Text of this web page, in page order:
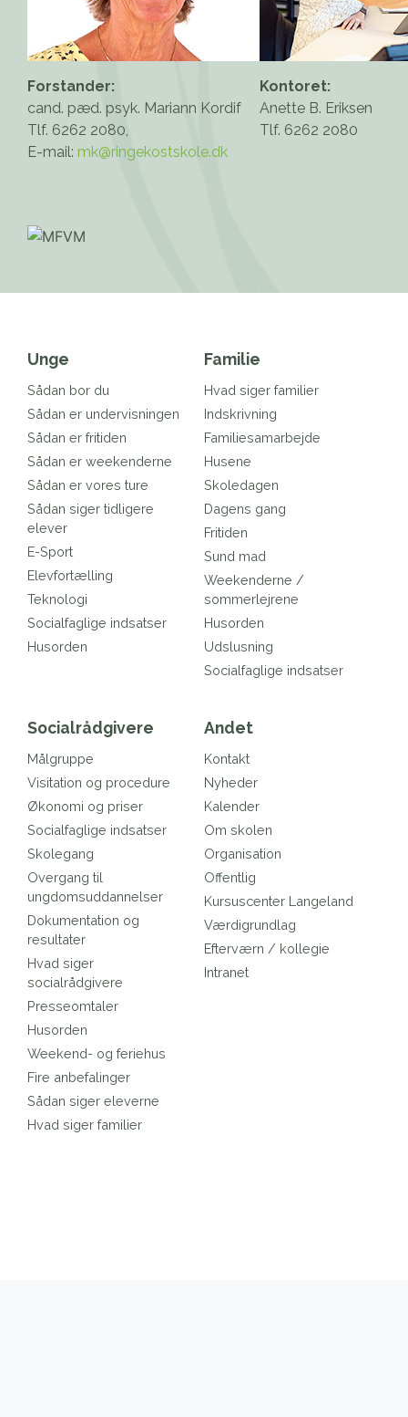
Forstander:
cand. pæd. psyk. Mariann Kordif
Tlf. 6262 2080,
E-mail: mk@ringekostskole.dk
Kontoret:
Anette B. Eriksen
Tlf. 6262 2080
Unge
Sådan bor du
Sådan er undervisningen
Sådan er fritiden
Sådan er weekenderne
Sådan er vores ture
Sådan siger tidligere
elever
E-Sport
Elevfortælling
Teknologi
Socialfaglige indsatser
Husorden
Familie
Hvad siger familier
Indskrivning
Familiesamarbejde
Husene
Skoledagen
Dagens gang
Fritiden
Sund mad
Weekenderne /
sommerlejrene
Husorden
Udslusning
Socialfaglige indsatser
Socialrådgivere
Målgruppe
Visitation og procedure
Økonomi og priser
Socialfaglige indsatser
Skolegang
Overgang til
ungdomsuddannelser
Dokumentation og
resultater
Hvad siger
socialrådgivere
Presseomtaler
Husorden
Weekend- og feriehus
Fire anbefalinger
Sådan siger eleverne
Hvad siger familier
Andet
Kontakt
Nyheder
Kalender
Om skolen
Organisation
Offentlig
Kursuscenter Langeland
Værdigrundlag
Efterværn / kollegie
Intranet